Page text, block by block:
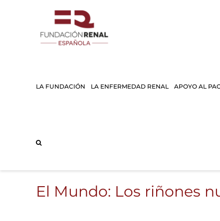
LA FUNDACIÓN LA ENFERMEDAD RENAL APOYO AL
El Mundo: Los riñones